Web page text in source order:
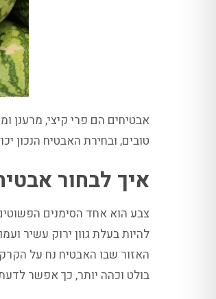
אבטיחים הם פרי קיצי, מרענן
טובים, ובחירת האבטיח הנכון
איך לבחור
צבע הוא אחד הסימנים
להיות בעלת גוון ירוק עשיר
האזור שבו האבטיח נח על
בולט וכהה יותר, כך אפשר